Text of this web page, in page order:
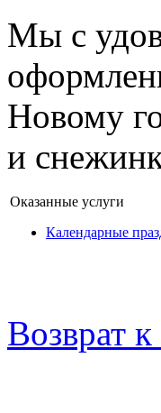
Мы с
Новому
и
Оказанные услуги
Календарные
Возврат